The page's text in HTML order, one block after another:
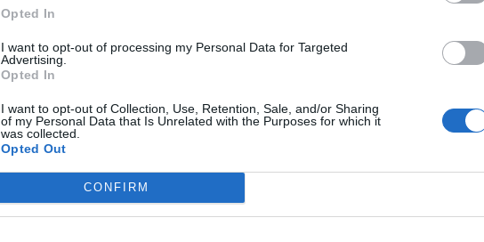
Opted In
I want to opt-out of processing my Personal Data for Targeted
Advertising.
Opted In
I want to opt-out of Collection, Use, Retention, Sale, and/or Sharing
of my Personal Data that Is Unrelated with the Purposes for which it
was collected.
Opted Out
CONFIRM